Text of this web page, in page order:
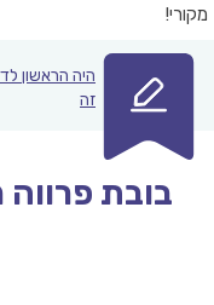
מקורי!
היה הראשון
זה